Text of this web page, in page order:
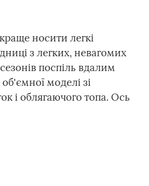
носити легкі
з легких, невагомих
поспіль вдалим
моделі зі
і облягаючого топа. Ось